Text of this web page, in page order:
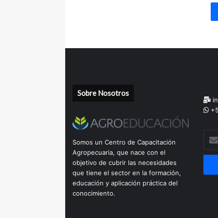
Sobre Nosotros
Somos un Centro de Capacitación
Agropecuaria, que nace con el
objetivo de cubrir las necesidades
que tiene el sector en la formación,
educación y aplicación práctica del
conocimiento.
tu